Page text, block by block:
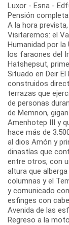
Luxor - Esna -
Pensión completa.
A la hora
Visitaremos: el
Humanidad por la
los faraones del
Hatshepsut,
Situado en Deir
construidos
terrazas que
de personas
de Memnon,
Amenhotep III y
hace más de
al dios Amón y
dinastías que
entre otros, con
altura que
columnas y el
y comunicado
esfinges con
Avenida de las
Regreso a la